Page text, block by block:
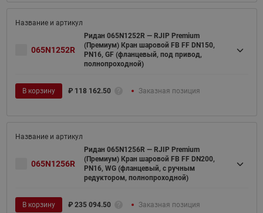
065N1252R
Ридан 065N1252R — RJIP Premium
(Премиум) Кран шаровой FB FF DN150,
PN16, GF (фланцевый, под привод,
полнопроходной)
В корзину ₽ 118 162.50 Заказная позиция
065N1256R
Ридан 065N1256R — RJIP Premium
(Премиум) Кран шаровой FB FF DN200,
PN16, WG (фланцевый, с ручным
редуктором, полнопроходной)
В корзину ₽ 235 094.50 Заказная позиция